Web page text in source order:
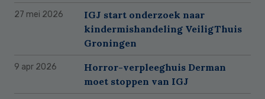
27 mei 2026
IGJ start onderzoek naar
kindermishandeling VeiligThuis
Groningen
9 apr 2026
Horror-verpleeghuis Derman
moet stoppen van IGJ